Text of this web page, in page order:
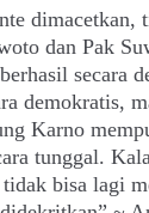
dimacetkan,
dan Pak
secara
demokratis,
Karno
tunggal.
bisa lagi